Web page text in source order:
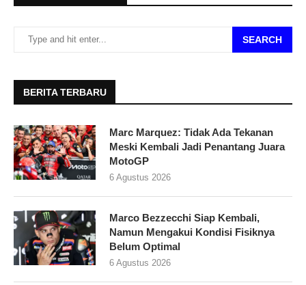
SEARCH
BERITA TERBARU
Marc Marquez: Tidak Ada Tekanan
Meski Kembali Jadi Penantang Juara
MotoGP
6 Agustus 2026
Marco Bezzecchi Siap Kembali,
Namun Mengakui Kondisi Fisiknya
Belum Optimal
6 Agustus 2026